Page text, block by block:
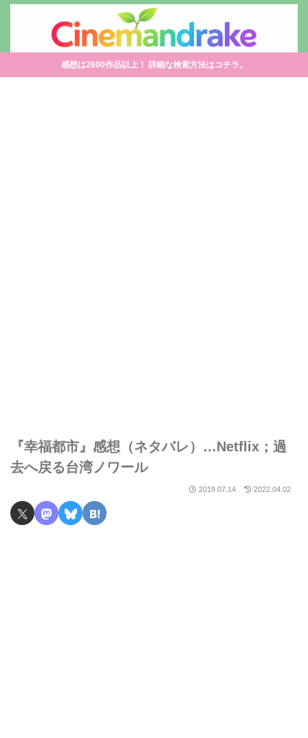
感想は2600作品以上！ 詳細な検索方法はコチラ。
『幸福都市』感想（ネタバレ）…Netflix；過
去へ戻る台湾ノワール
2019.07.14 2022.04.02